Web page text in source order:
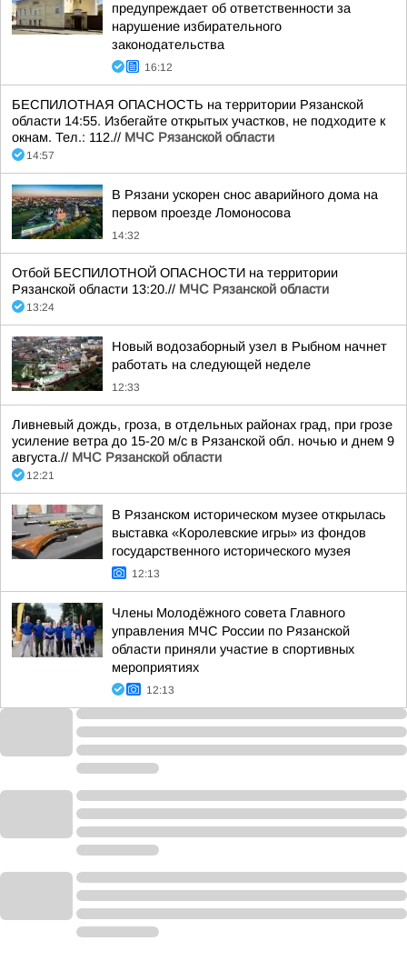
предупреждает об ответственности за
нарушение избирательного
законодательства
16:12
БЕСПИЛОТНАЯ ОПАСНОСТЬ на территории Рязанской
области 14:55. Избегайте открытых участков, не подходите к
окнам. Тел.: 112.// МЧС Рязанской области
14:57
В Рязани ускорен снос аварийного дома на
первом проезде Ломоносова
14:32
Отбой БЕСПИЛОТНОЙ ОПАСНОСТИ на территории
Рязанской области 13:20.// МЧС Рязанской области
13:24
Новый водозаборный узел в Рыбном начнет
работать на следующей неделе
12:33
Ливневый дождь, гроза, в отдельных районах град, при грозе
усиление ветра до 15-20 м/с в Рязанской обл. ночью и днем 9
августа.// МЧС Рязанской области
12:21
В Рязанском историческом музее открылась
выставка «Королевские игры» из фондов
государственного исторического музея
12:13
Члены Молодёжного совета Главного
управления МЧС России по Рязанской
области приняли участие в спортивных
мероприятиях
12:13